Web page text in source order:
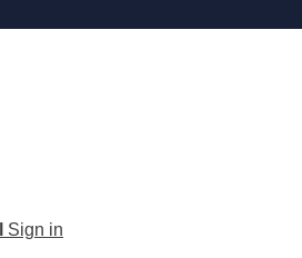
Sign in